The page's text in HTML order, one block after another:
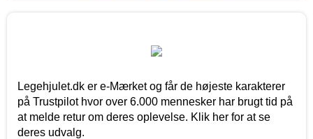
Legehjulet.dk er e-Mærket og får de højeste karakterer
på Trustpilot hvor over 6.000 mennesker har brugt tid på
at melde retur om deres oplevelse. Klik her for at se
deres udvalg.